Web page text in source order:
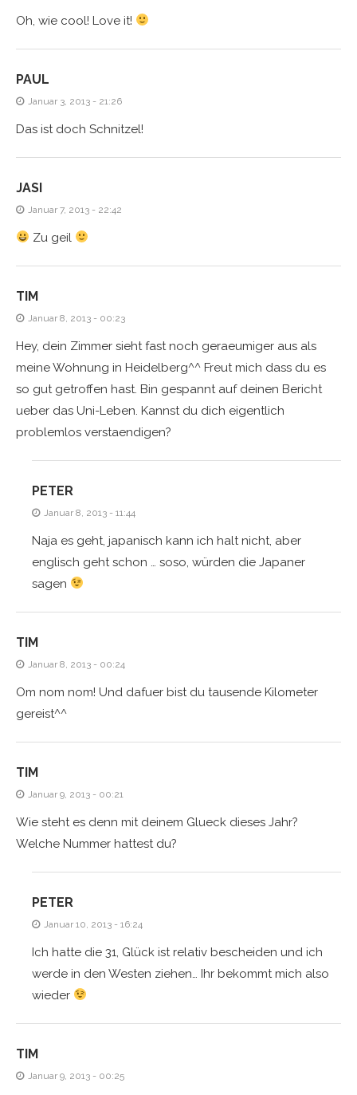
Oh, wie cool! Love it!
PAUL
Januar 3, 2013 - 21:26
Das ist doch Schnitzel!
JASI
Januar 7, 2013 - 22:42
Zu geil
TIM
Januar 8, 2013 - 00:23
Hey, dein Zimmer sieht fast noch geraeumiger aus als
meine Wohnung in Heidelberg^^ Freut mich dass du es
so gut getroffen hast. Bin gespannt auf deinen Bericht
ueber das Uni-Leben. Kannst du dich eigentlich
problemlos verstaendigen?
PETER
Januar 8, 2013 - 11:44
Naja es geht, japanisch kann ich halt nicht, aber
englisch geht schon … soso, würden die Japaner
sagen
TIM
Januar 8, 2013 - 00:24
Om nom nom! Und dafuer bist du tausende Kilometer
gereist^^
TIM
Januar 9, 2013 - 00:21
Wie steht es denn mit deinem Glueck dieses Jahr?
Welche Nummer hattest du?
PETER
Januar 10, 2013 - 16:24
Ich hatte die 31, Glück ist relativ bescheiden und ich
werde in den Westen ziehen… Ihr bekommt mich also
wieder
TIM
Januar 9, 2013 - 00:25